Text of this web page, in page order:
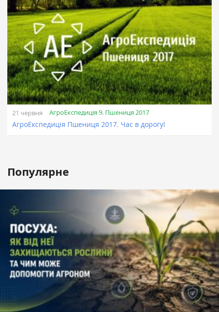
21 червня АгроЕкспедиція 9. Пшениця 2017
АгроЕкспедиція Пшениця 2017. Час в дорогу!
Популярне